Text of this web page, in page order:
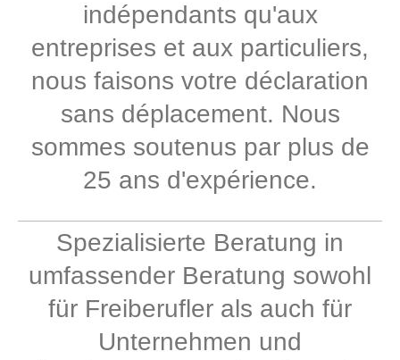
indépendants qu'aux
entreprises et aux particuliers,
nous faisons votre déclaration
sans déplacement. Nous
sommes soutenus par plus de
25 ans d'expérience.
Spezialisierte Beratung in
umfassender Beratung sowohl
für Freiberufler als auch für
Unternehmen und